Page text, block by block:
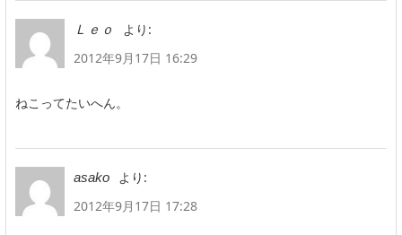
Ｌｅｏ
より:
2012年9月17日 16:29
ねこってたいへん。
asako
より:
2012年9月17日 17:28